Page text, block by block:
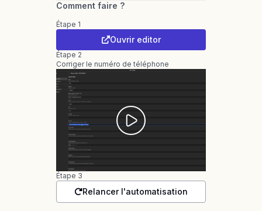
Comment faire ?
Étape 1
Ouvrir editor
Étape 2
Corriger le numéro de téléphone
Étape 3
Relancer l'automatisation